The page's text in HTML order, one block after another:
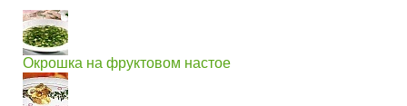
Окрошка на фруктовом настое